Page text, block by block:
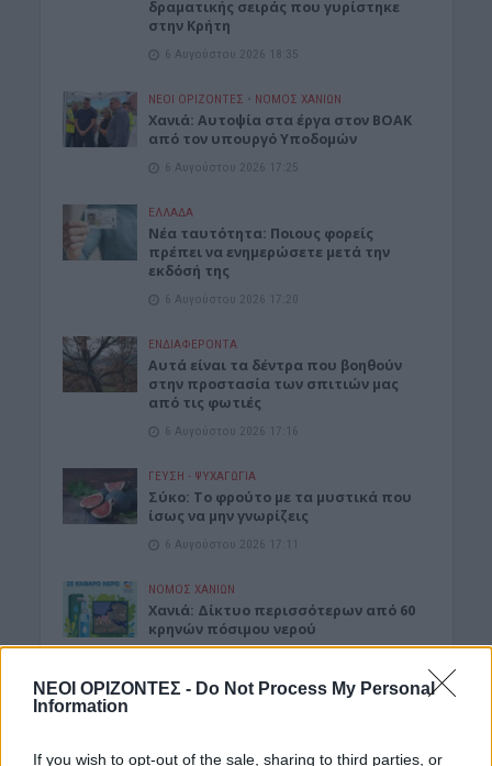
ΝΕΟΙ ΟΡΙΖΟΝΤΕΣ - Do Not Process My Personal
Information
If you wish to opt-out of the sale, sharing to third parties, or
δραματικής σειράς που γυρίστηκε
στην Κρήτη
6 Αυγούστου 2026 18:35
ΝΕΟΙ ΟΡΙΖΟΝΤΕΣ • ΝΟΜΌΣ ΧΑΝΊΩΝ
Χανιά: Αυτοψία στα έργα στον ΒΟΑΚ
από τον υπουργό Υποδομών
6 Αυγούστου 2026 17:25
ΕΛΛΑΔΑ
Νέα ταυτότητα: Ποιους φορείς
πρέπει να ενημερώσετε μετά την
εκδόσή της
6 Αυγούστου 2026 17:20
ΕΝΔΙΑΦΕΡΟΝΤΑ
Αυτά είναι τα δέντρα που βοηθούν
στην προστασία των σπιτιών μας
από τις φωτιές
6 Αυγούστου 2026 17:16
ΓΕΎΣΗ - ΨΥΧΑΓΩΓΊΑ
Σύκο: Το φρούτο με τα μυστικά που
ίσως να μην γνωρίζεις
6 Αυγούστου 2026 17:11
ΝΟΜΌΣ ΧΑΝΊΩΝ
Xανιά: Δίκτυο περισσότερων από 60
κρηνών πόσιμου νερού
και λίγες ημέρες μετά βρέθηκε νεκρή